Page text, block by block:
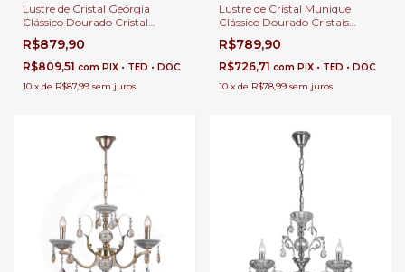
Lustre de Cristal Geórgia
Clássico Dourado Cristal
Âmbar 3 Braços para Casas
com Pé Direito Duplo e Buffet
R$879,90
R$809,51 com PIX • TED • DOC
10 x de R$87,99 sem juros
Lustre de Cristal Munique
Clássico Dourado Cristais
Transparente 3 Braços para
Casas com Pé Direito Duplo e
Buffet - Sindora • DCD00479-3
R$789,90
R$726,71 com PIX • TED • DOC
10 x de R$78,99 sem juros